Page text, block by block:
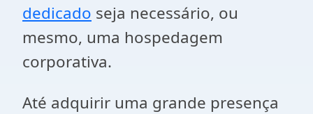
dedicado seja necessário, ou
mesmo, uma hospedagem
corporativa.
Até adquirir uma grande presença